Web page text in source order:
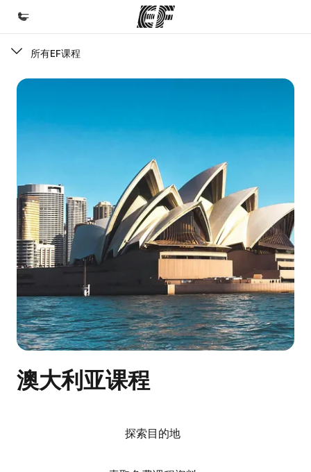
欢迎来到英孚教育
查找您附近的办公室
关于我们
企业文化
职业发展
所有EF课程
澳大利亚课程
探索目的地